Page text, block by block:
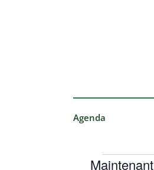
Agenda
Maintenant